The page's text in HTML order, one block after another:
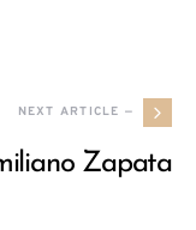
NEXT ARTICLE —
Zapata